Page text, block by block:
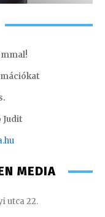
Judit
MEDIA
utca 22.